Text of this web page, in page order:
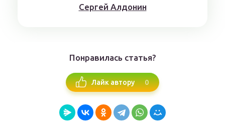
Сергей Алдонин
Понравилась статья?
Лайк автору 0